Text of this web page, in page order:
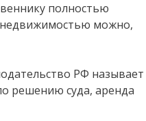
полностью
недвижимостью можно,
РФ называет
решению суда, аренда